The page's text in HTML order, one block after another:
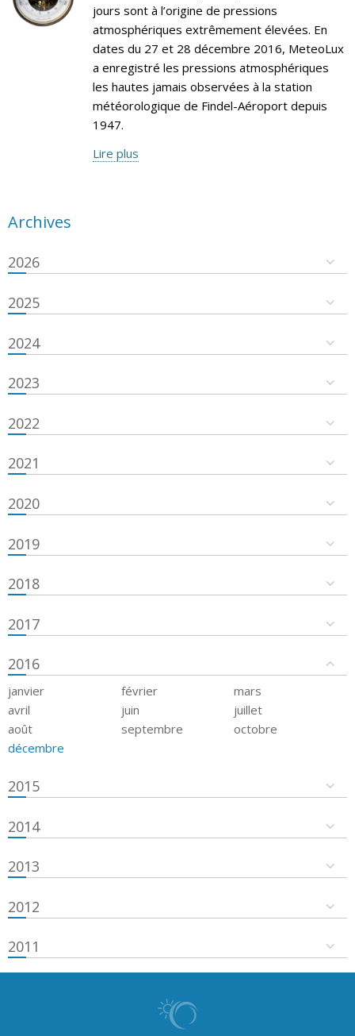
jours sont à l’origine de pressions
atmosphériques extrêmement élevées. En
dates du 27 et 28 décembre 2016, MeteoLux
a enregistré les pressions atmosphériques
les hautes jamais observées à la station
météorologique de Findel-Aéroport depuis
1947.
Lire plus
Archives
2026
2025
2024
2023
2022
2021
2020
2019
2018
2017
2016
janvier février
mars
avril
juin
juillet
août
septembre
octobre
décembre
2015
2014
2013
2012
2011